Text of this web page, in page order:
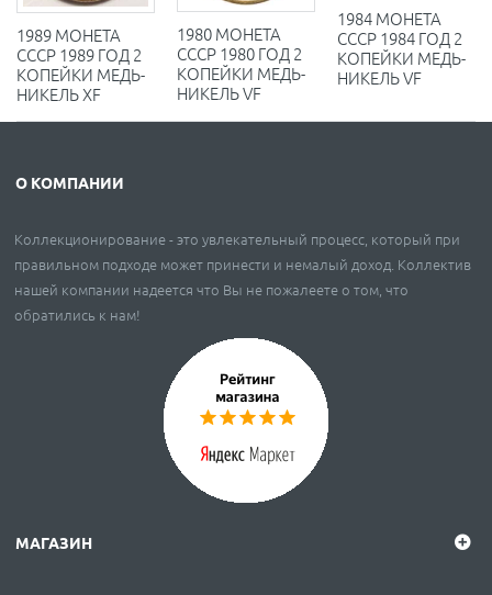
1989 МОНЕТА
СССР 1989 ГОД 2
КОПЕЙКИ МЕДЬ-
НИКЕЛЬ XF
1980 МОНЕТА
СССР 1980 ГОД 2
КОПЕЙКИ МЕДЬ-
НИКЕЛЬ VF
1984 МОНЕТА
СССР 1984 ГОД 2
КОПЕЙКИ МЕДЬ-
НИКЕЛЬ VF
О КОМПАНИИ
Коллекционирование - это увлекательный процесс, который при
правильном подходе может принести и немалый доход. Коллектив
нашей компании надеется что Вы не пожалеете о том, что
обратились к нам!
МАГАЗИН